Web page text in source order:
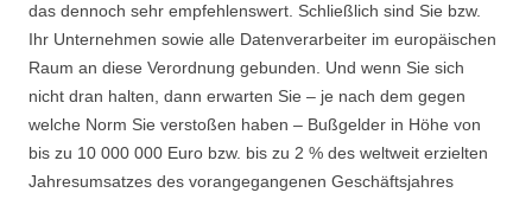
das dennoch sehr empfehlenswert. Schließlich sind Sie bzw.
Ihr Unternehmen sowie alle Datenverarbeiter im europäischen
Raum an diese Verordnung gebunden. Und wenn Sie sich
nicht dran halten, dann erwarten Sie – je nach dem gegen
welche Norm Sie verstoßen haben – Bußgelder in Höhe von
bis zu 10 000 000 Euro bzw. bis zu 2 % des weltweit erzielten
Jahresumsatzes des vorangegangenen Geschäftsjahres